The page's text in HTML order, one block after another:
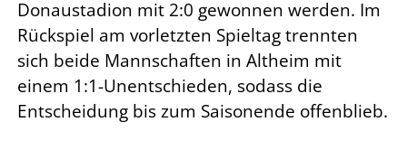
Donaustadion mit 2:0 gewonnen werden. Im
Rückspiel am vorletzten Spieltag trennten
sich beide Mannschaften in Altheim mit
einem 1:1-Unentschieden, sodass die
Entscheidung bis zum Saisonende offenblieb.